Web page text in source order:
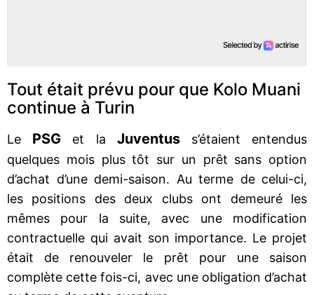
Tout était prévu pour que Kolo Muani
continue à Turin
Le PSG et la Juventus
s’étaient entendus
quelques mois plus tôt sur un prêt sans option
d’achat d’une demi-saison. Au terme de celui-ci,
les positions des deux clubs ont demeuré les
mêmes pour la suite, avec une modification
contractuelle qui avait son importance. Le projet
était de renouveler le prêt pour une saison
complète cette fois-ci, avec une obligation d’achat